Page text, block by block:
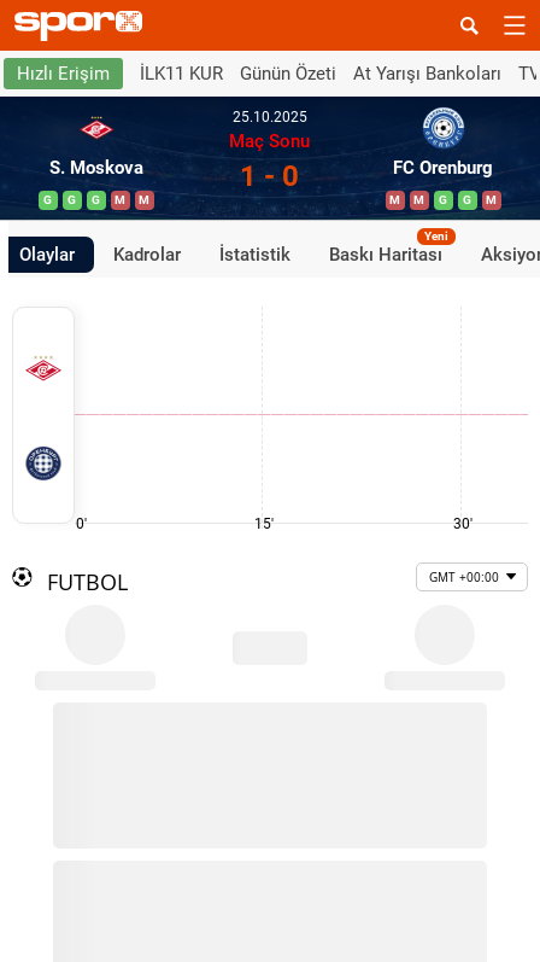
Hızlı Erişim İLK11 KUR Günün Özeti At Yarışı Bankoları
S. Moskova
G G G M M
25.10.2025
Maç Sonu
1 - 0 FC Orenburg
M M G G M
Olaylar Kadrolar İstatistik Baskı Haritası
Yeni
0' 15' 30'
FUTBOL GMT +00:00